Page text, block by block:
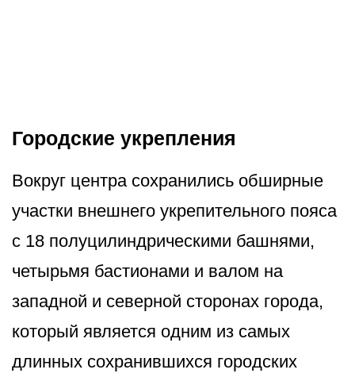
Городские укрепления
Вокруг центра сохранились обширные
участки внешнего укрепительного пояса
с 18 полуцилинд­рическими башнями,
четырьмя бастионами и валом на
западной и северной сторонах города,
который является одним из самых
длинных сохранившихся городских